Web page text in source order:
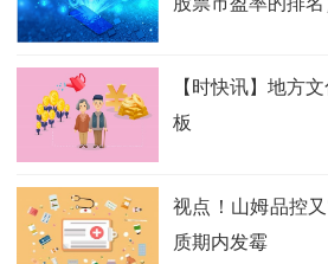
【时快讯】地方
板
视点！山姆品控
质期内发霉